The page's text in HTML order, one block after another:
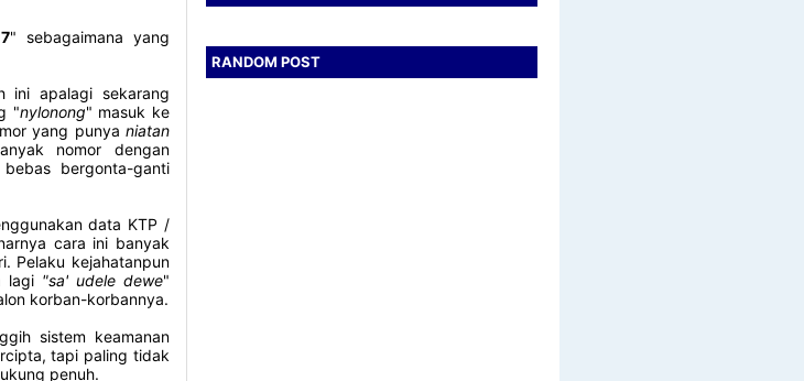
" sebagaimana yang
ini apalagi sekarang
"nylonong" masuk ke
yang punya niatan
nomor dengan
bergonta-ganti
data KTP /
cara ini banyak
Pelaku kejahatanpun
lagi "sa' udele dewe"
korban-korbannya.
sistem keamanan
tapi paling tidak
penuh.
RANDOM POST